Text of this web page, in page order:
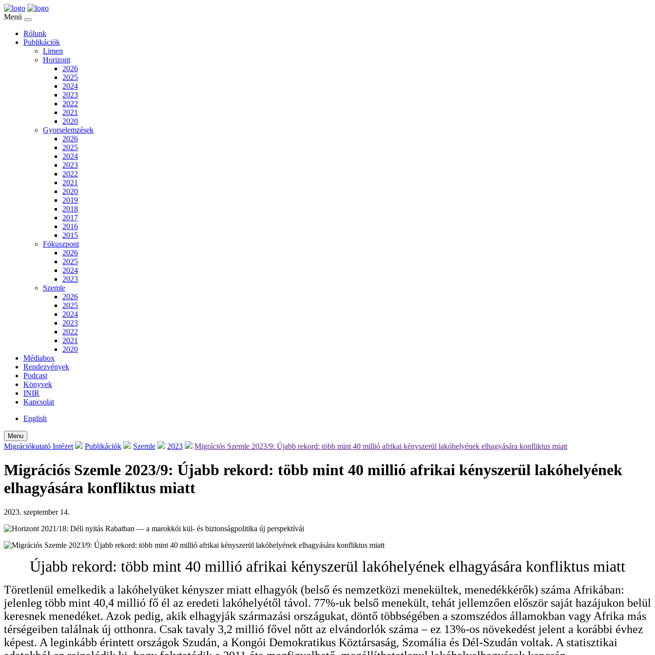
Menü
Rólunk
Publikációk
Limen
Horizont
2026
2025
2024
2023
2022
2021
2020
Gyorselemzések
2026
2025
2024
2023
2022
2021
2020
2019
2018
2017
2016
2015
Fókuszpont
2026
2025
2024
2023
Szemle
2026
2025
2024
2023
2022
2021
2020
Médiabox
Rendezvények
Podcast
Könyvek
INIR
Kapcsolat
English
Menu
Migrációkutató Intézet Publikációk Szemle 2023 Migrációs Szemle 2023/9: Újabb rekord: több mint 40 millió afrikai kényszerül lakóhelyének elhagyására konfliktus miatt
Migrációs Szemle 2023/9: Újabb rekord: több mint 40 millió afrikai kényszerül lakóhelyének
elhagyására konfliktus miatt
2023. szeptember 14.
Újabb rekord: több mint 40 millió afrikai kényszerül lakóhelyének elhagyására konfliktus miatt
Töretlenül emelkedik a lakóhelyüket kényszer miatt elhagyók (belső és nemzetközi menekültek, menedékkérők) száma Afrikában:
jelenleg több mint 40,4 millió fő él az eredeti lakóhelyétől távol. 77%-uk belső menekült, tehát jellemzően először saját hazájukon belül
keresnek menedéket. Azok pedig, akik elhagyják származási országukat, döntő többségében a szomszédos államokban vagy Afrika más
térségeiben találnak új otthonra. Csak tavaly 3,2 millió fővel nőtt az elvándorlók száma – ez 13%-os növekedést jelent a korábbi évhez
képest. A leginkább érintett országok Szudán, a Kongói Demokratikus Köztársaság, Szomália és Dél-Szudán voltak. A statisztikai